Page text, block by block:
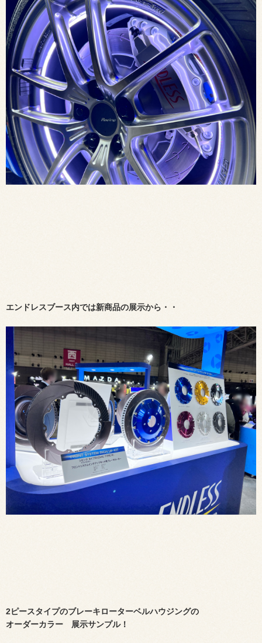
エンドレスブース内では新商品の展示から・・
2ピースタイプのブレーキローターベルハウジングの
オーダーカラー 展示サンプル！